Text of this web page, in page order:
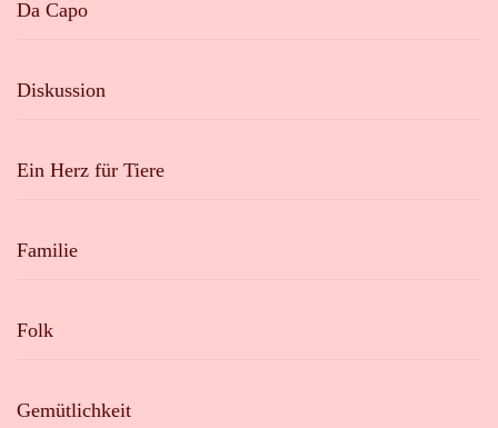
Da Capo
Diskussion
Ein Herz für Tiere
Familie
Folk
Gemütlichkeit